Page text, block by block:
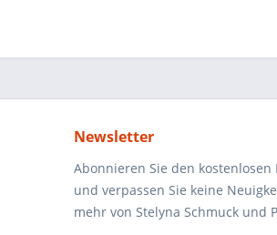
Newsletter
Abonnieren Sie den kostenlosen
und verpassen Sie keine
mehr von Stelyna Schmuck und